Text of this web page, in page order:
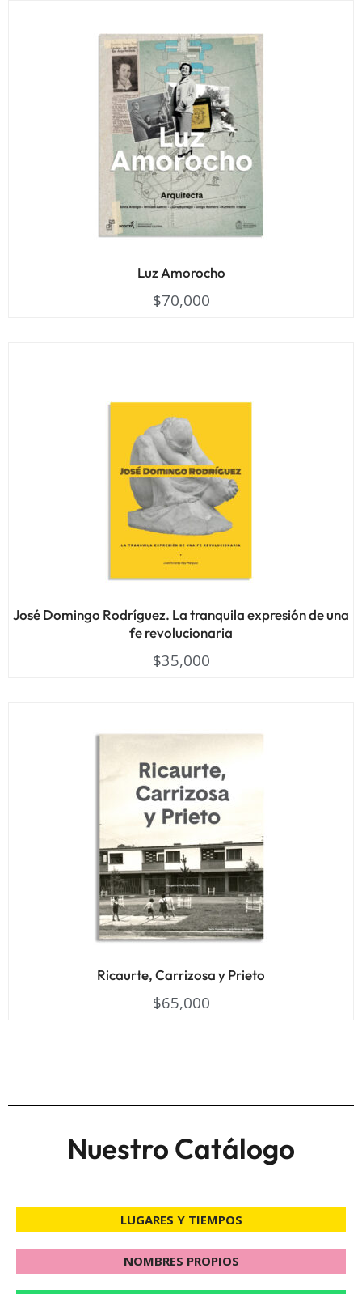
Luz Amorocho
$70,000
José Domingo Rodríguez. La tranquila expresión de una
fe revolucionaria
$35,000
Ricaurte, Carrizosa y Prieto
$65,000
Nuestro Catálogo
LUGARES Y TIEMPOS
NOMBRES PROPIOS